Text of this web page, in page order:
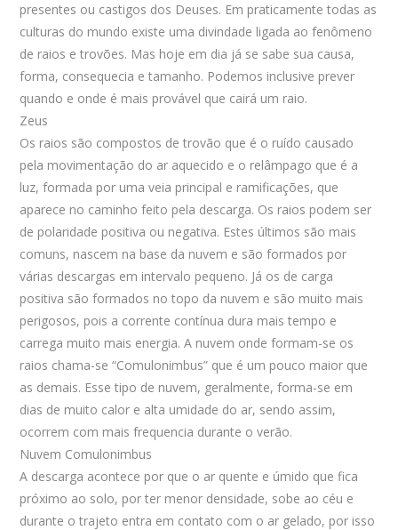
presentes ou castigos dos Deuses. Em praticamente todas as
culturas do mundo existe uma divindade ligada ao fenômeno
de raios e trovões. Mas hoje em dia já se sabe sua causa,
forma, consequecia e tamanho. Podemos inclusive prever
quando e onde é mais provável que cairá um raio.
Zeus
Os raios são compostos de trovão que é o ruído causado
pela movimentação do ar aquecido e o relâmpago que é a
luz, formada por uma veia principal e ramificações, que
aparece no caminho feito pela descarga. Os raios podem ser
de polaridade positiva ou negativa. Estes últimos são mais
comuns, nascem na base da nuvem e são formados por
várias descargas em intervalo pequeno. Já os de carga
positiva são formados no topo da nuvem e são muito mais
perigosos, pois a corrente contínua dura mais tempo e
carrega muito mais energia. A nuvem onde formam-se os
raios chama-se “Comulonimbus” que é um pouco maior que
as demais. Esse tipo de nuvem, geralmente, forma-se em
dias de muito calor e alta umidade do ar, sendo assim,
ocorrem com mais frequencia durante o verão.
Nuvem Comulonimbus
A descarga acontece por que o ar quente e úmido que fica
próximo ao solo, por ter menor densidade, sobe ao céu e
durante o trajeto entra em contato com o ar gelado, por isso